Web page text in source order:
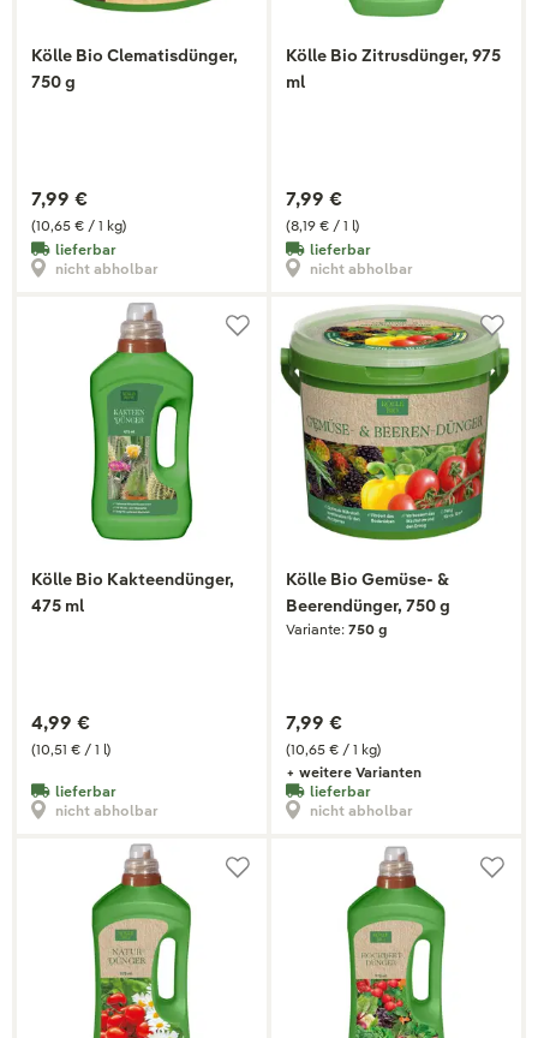
Kölle Bio Clematisdünger,
750 g
(10,65 € / 1 kg)
7,99 €
lieferbar
nicht abholbar
Kölle Bio Zitrusdünger, 975
ml
(8,19 € / 1 l)
7,99 €
lieferbar
nicht abholbar
Kölle Bio Kakteendünger,
475 ml
(10,51 € / 1 l)
4,99 €
lieferbar
nicht abholbar
Kölle Bio Gemüse- &
Beerendünger, 750 g
Variante: 750 g
(10,65 € / 1 kg)
7,99 €
+ weitere Varianten
lieferbar
nicht abholbar